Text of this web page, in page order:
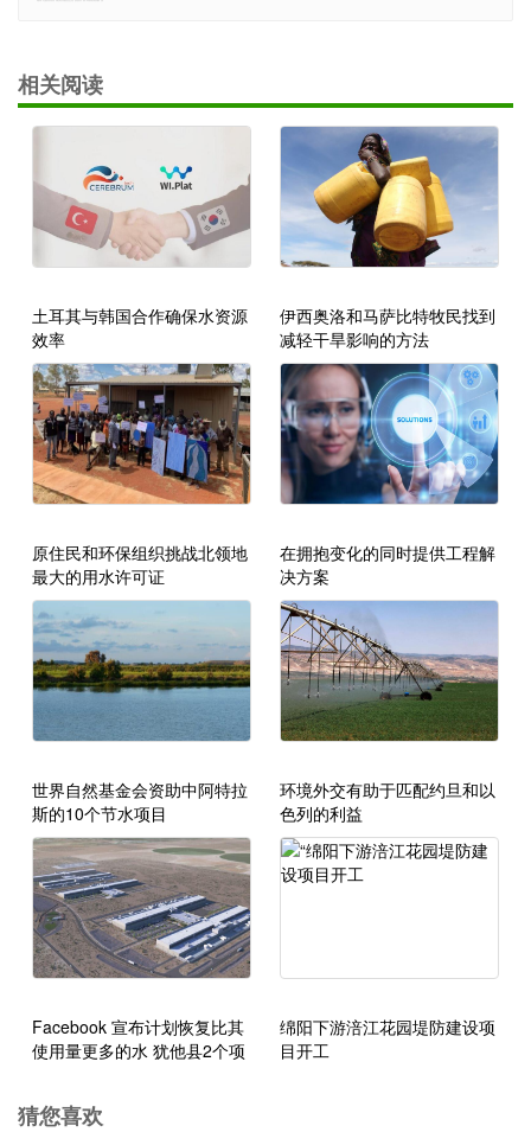
相关阅读
土耳其与韩国合作确保水资源
效率
伊西奥洛和马萨比特牧民找到
减轻干旱影响的方法
原住民和环保组织挑战北领地
最大的用水许可证
在拥抱变化的同时提供工程解
决方案
世界自然基金会资助中阿特拉
斯的10个节水项目
环境外交有助于匹配约旦和以
色列的利益
Facebook 宣布计划恢复比其
使用量更多的水 犹他县2个项
绵阳下游涪江花园堤防建设项
目开工
猜您喜欢